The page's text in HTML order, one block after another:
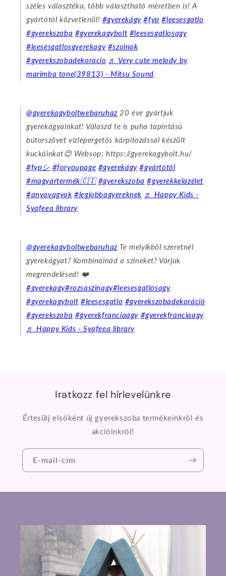
széles választéka, több választható méretben is! A
gyártótól közvetlenül! #gyerekágy #fyp #leesesgatlo
#gyerekszoba #gyerekagybolt #leesesgatlosagy
#leesesgatlosgyerekagy #szolnok
#gyerekszobadekoracio ♬ Very cute melody by
marimba tone(39813) - Mitsu Sound
@gyerekagyboltwebaruhaz20 éve gyártjuk
gyerekágyainkat! Válaszd te is puha tapintású
bútorszövet vízlepergetős kárpitozással készült
kuckóinkat😊 Websop: https://gyerekagybolt.hu/
#fypシ #foryoupage #gyerekágy #gyártótól
#magyartermék🇨🇮 #gyerekszoba #gyerekkelazélet
#anyavagyok #legjobbagyereknek ♬ Happy Kids -
Syafeea library
@gyerekagyboltwebaruhazTe melyikből szeretnél
gyerekágyat? Kombinálnád a színeket? Várjuk
megrendelésed! ❤️
#gyerekagy#rozsaszinagy#leesesgatlosagy
#gyerekagybolt #leesesgatlo #gyerekszobadekoráció
#gyerekszoba #gyerekfranciaagy #gyerekfranciaagy
♬ Happy Kids - Syafeea library
Iratkozz fel hírlevelünkre
Értesülj elsőként új gyerekszoba termékeinkről és
akcióinkról!
E-mail-cím